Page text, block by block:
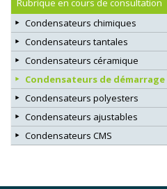
Condensateurs chimiques
Condensateurs tantales
Condensateurs céramique
Condensateurs de démarrage
Condensateurs polyesters
Condensateurs ajustables
Condensateurs CMS